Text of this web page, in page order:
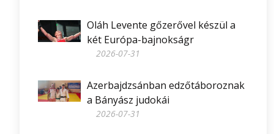
Oláh Levente gőzerővel készül a
két Európa-bajnokságr
2026-07-31
Azerbajdzsánban edzőtáboroznak
a Bányász judokái
2026-07-31